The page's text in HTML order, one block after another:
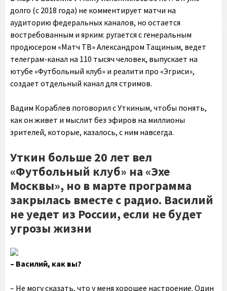
долго (с 2018 года) не комментирует матчи на
аудиторию федеральных каналов, но остается
востребованным и ярким: ругается с генеральным
продюсером «Матч ТВ» Александром Тащиным, ведет
телеграм-канал на 110 тысяч человек, выпускает на
ютубе «Футбольный клуб» и реалити про «Эгриси»,
создает отдельный канал для стримов.
Вадим Кораблев поговорил с Уткиным, чтобы понять,
как он живет и мыслит без эфиров на миллионы
зрителей, которые, казалось, с ним навсегда.
Уткин больше 20 лет вел
«Футбольный клуб» на «Эхе
Москвы», но в марте программа
закрылась вместе с радио. Василий
не уедет из России, если не будет
угрозы жизни
– Василий, как вы?
– Не могу сказать, что у меня хорошее настроение. Один